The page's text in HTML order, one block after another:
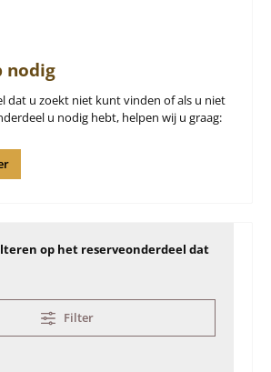
nodig
dat u zoekt niet kunt vinden of als u niet
u nodig hebt, helpen wij u graag:
op het reserveonderdeel dat
Filter